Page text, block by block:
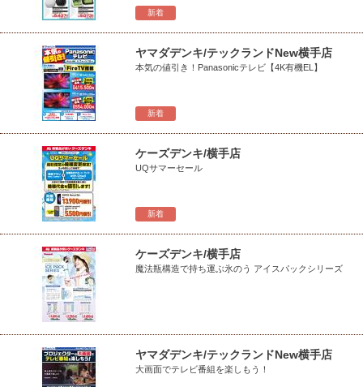
新着
新着
ヤマダデンキ/テックランドNew横手店
本気の値引き！Panasonicテレビ【4K有機EL】
新着
ケーズデンキ/横手店
UQサマーセール
ケーズデンキ/横手店
魔法瓶構造で持ち運ぶ氷のう アイスパックシリーズ
ヤマダデンキ/テックランドNew横手店
大画面でテレビ番組を楽しもう！